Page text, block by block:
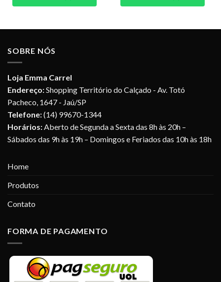
SOBRE NÓS
Loja Emma Carrel
Endereço:Shopping Território do Calçado - Av. Totó
Pacheco, 1647 - Jaú/SP
Telefone:(14) 99670-1344
Horários:Aberto de Segunda a Sexta das 8h às 20h –
Sábados das 9h às 19h – Domingos e Feriados das 10h às 18h
Home
Produtos
Contato
FORMA DE PAGAMENTO